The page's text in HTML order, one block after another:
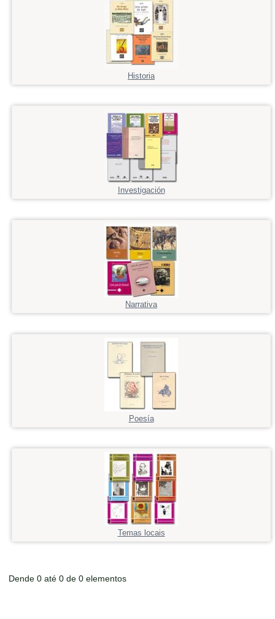
Historia
Investigación
Narrativa
Poesía
Temas locais
Dende 0 até 0 de 0 elementos